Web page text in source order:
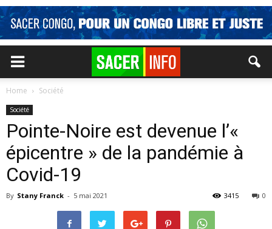
Home Société
Société
Pointe-Noire est devenue l’«
épicentre » de la pandémie à
Covid-19
By Stany Franck - 5 mai 2021 0
3415